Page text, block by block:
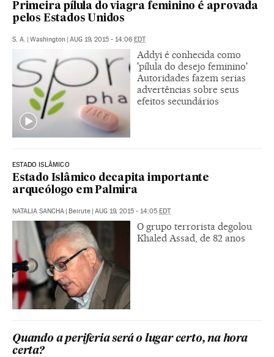
Primeira pílula do viagra feminino é aprovada
pelos Estados Unidos
S. A. | Washington | AUG 19, 2015 - 14:06 EDT
Addyi é conhecida como
'pílula do desejo feminino'
Autoridades fazem serias
advertências sobre seus
efeitos secundários
ESTADO ISLÂMICO
Estado Islâmico decapita importante
arqueólogo em Palmira
NATALIA SANCHA | Beirute | AUG 19, 2015 - 14:05 EDT
O grupo terrorista degolou
Khaled Assad, de 82 anos
Quando a periferia será o lugar certo, na hora
certa?